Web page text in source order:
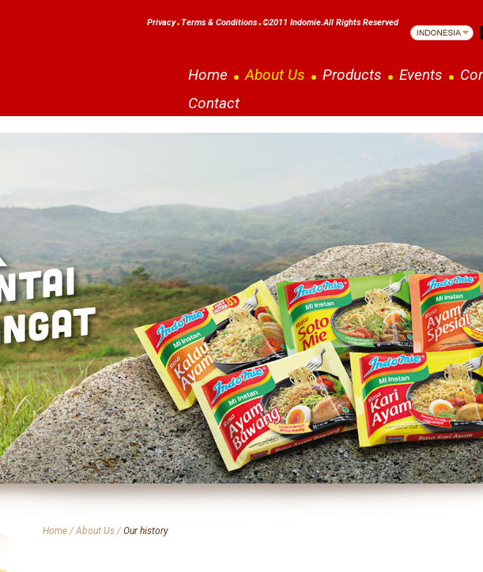
Privacy Terms & Conditions ©2011 Indomie.All Rights Reserved
Home About Us Products Events
Contact
Home /About Us / Our history